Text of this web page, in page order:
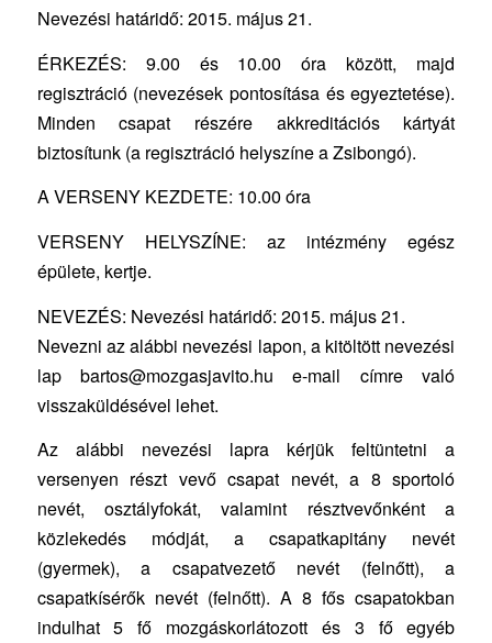
Nevezési határidő: 2015. május 21.
ÉRKEZÉS: 9.00 és 10.00 óra között, majd
regisztráció (nevezések pontosítása és egyeztetése).
Minden csapat részére akkreditációs kártyát
biztosítunk (a regisztráció helyszíne a Zsibongó).
A VERSENY KEZDETE: 10.00 óra
VERSENY HELYSZÍNE: az intézmény egész
épülete, kertje.
NEVEZÉS: Nevezési határidő: 2015. május 21.
Nevezni az alábbi nevezési lapon, a kitöltött nevezési
lap bartos@mozgasjavito.hu e-mail címre való
visszaküldésével lehet.
Az alábbi nevezési lapra kérjük feltüntetni a
versenyen részt vevő csapat nevét, a 8 sportoló
nevét, osztályfokát, valamint résztvevőnként a
közlekedés módját, a csapatkapitány nevét
(gyermek), a csapatvezető nevét (felnőtt), a
csapatkísérők nevét (felnőtt). A 8 fős csapatokban
indulhat 5 fő mozgáskorlátozott és 3 fő egyéb